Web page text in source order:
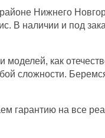
Нижнего
В наличии и под
как
сложности.
гарантию на все